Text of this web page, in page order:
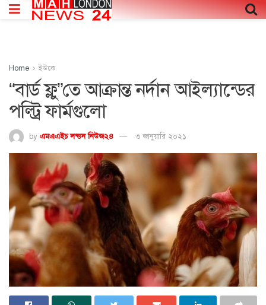
Home ইউকে
“বার্ড ফ্লু”তে আক্রান্ত নর্দান আইল্যান্ডের
পল্ট্রি ফার্মগুলো
by এমএএইচ লন্ডন নিউজ২৪ ৩ জানুয়ারি ২০২১